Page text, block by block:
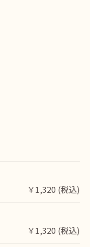
￥1,320 (税込)
￥1,320 (税込)